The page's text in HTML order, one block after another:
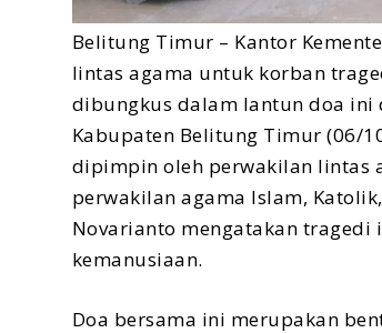
Belitung Timur – Kantor
lintas agama untuk korban
dibungkus dalam lantun doa ini
Kabupaten Belitung Timur (06/
dipimpin oleh perwakilan lintas
perwakilan agama Islam,
Novarianto mengatakan
kemanusiaan.
Doa bersama ini merupakan